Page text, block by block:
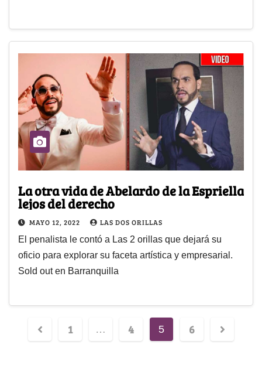
La otra vida de Abelardo de la Espriella
lejos del derecho
MAYO 12, 2022 LAS DOS ORILLAS
El penalista le contó a Las 2 orillas que dejará su
oficio para explorar su faceta artística y empresarial.
Sold out en Barranquilla
1 … 4 5 6